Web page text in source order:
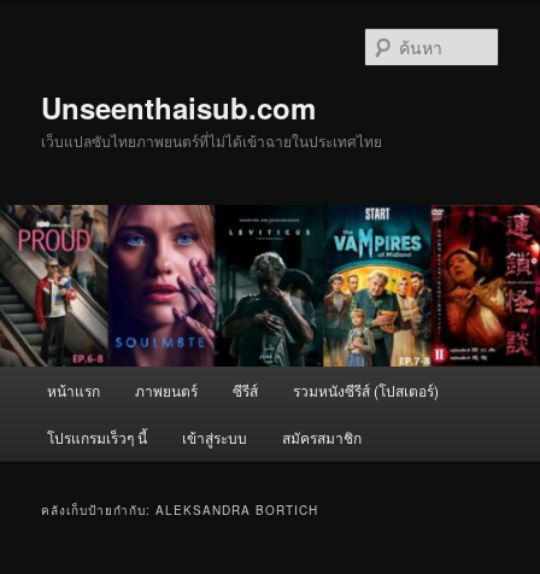
Unseenthaisub.com
เว็บแปลซับไทยภาพยนตร์ที่ไม่ได้เข้าฉายในประเทศไทย
หน้าแรก ภาพยนตร์ ซีรีส์ รวมหนังซีรีส์ (โปสเตอร์)
โปรแกรมเร็วๆ นี้ เข้าสู่ระบบ สมัครสมาชิก
คลังเก็บป้ายกำกับ:ALEKSANDRA BORTICH